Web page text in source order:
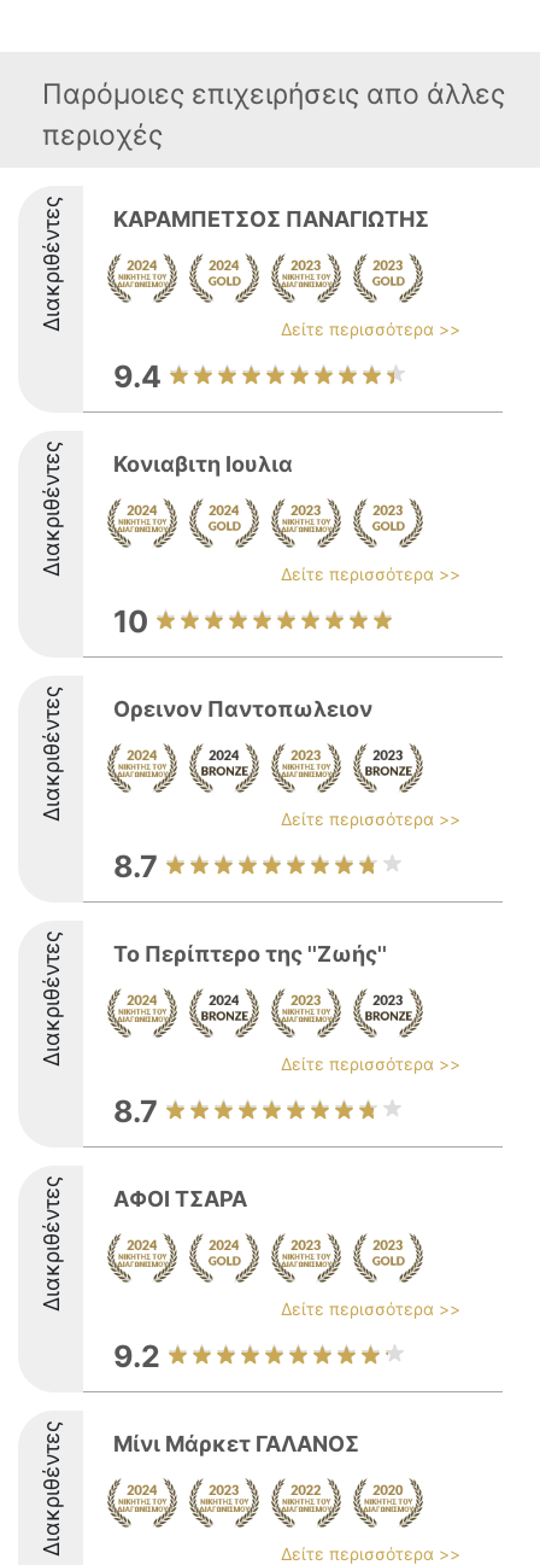
Παρόμοιες επιχειρήσεις απο άλλες
περιοχές
Διακριθέντες ΚΑΡΑΜΠΕΤΣΟΣ ΠΑΝΑΓΙΩΤΗΣ
Δείτε περισσότερα >>
9.4
Διακριθέντες Κονιαβιτη Ιουλια
Δείτε περισσότερα >>
10
Διακριθέντες Ορεινον Παντοπωλειον
Δείτε περισσότερα >>
8.7
Διακριθέντες To Περίπτερο της ''Ζωής''
Δείτε περισσότερα >>
8.7
Διακριθέντες ΑΦΟΙ ΤΣΑΡΑ
Δείτε περισσότερα >>
9.2
Διακριθέντες Μίνι Μάρκετ ΓΑΛΑΝΟΣ
Δείτε περισσότερα >>